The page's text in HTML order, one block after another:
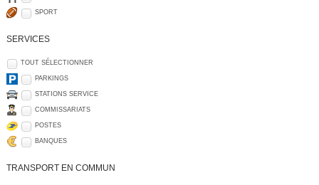
SPORT
SERVICES
TOUT SÉLECTIONNER
PARKINGS
STATIONS SERVICE
COMMISSARIATS
POSTES
BANQUES
TRANSPORT EN COMMUN